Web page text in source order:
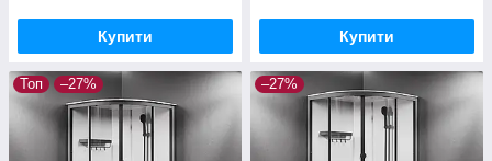
Купити Купити
Топ –27% –27%